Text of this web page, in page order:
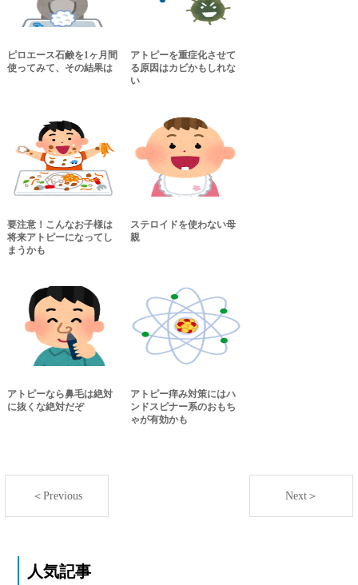
ピロエース石鹸を1ヶ月間
使ってみて、その結果は
アトピーを重症化させて
る原因はカビかもしれな
い
要注意！こんなお子様は
将来アトピーになってし
まうかも
ステロイドを使わない母
親
アトピーなら鼻毛は絶対
に抜くな絶対だぞ
アトピー痒み対策にはハ
ンドスピナー系のおもち
ゃが有効かも
＜Previous Next＞
人気記事